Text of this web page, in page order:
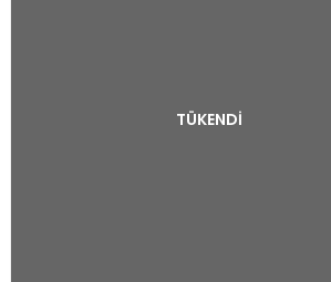
TÜKENDİ